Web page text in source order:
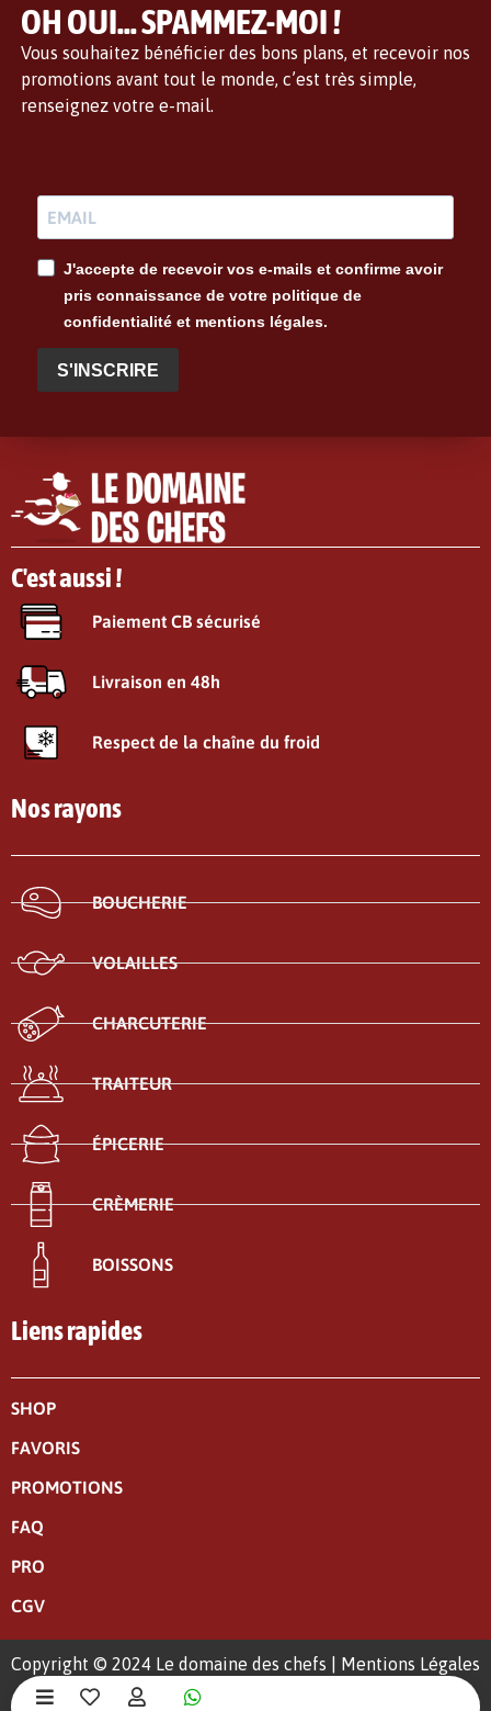
OH OUI... SPAMMEZ-MOI !
Vous souhaitez bénéficier des bons plans, et recevoir nos
promotions avant tout le monde, c’est très simple,
renseignez votre e-mail.
J'accepte de recevoir vos e-mails et confirme avoir
pris connaissance de votre politique de
confidentialité et mentions légales.
S'INSCRIRE
C'est aussi !
Paiement CB sécurisé
Livraison en 48h
Respect de la chaîne du froid
Nos rayons
BOUCHERIE
VOLAILLES
CHARCUTERIE
TRAITEUR
ÉPICERIE
CRÈMERIE
BOISSONS
Liens rapides
SHOP
FAVORIS
PROMOTIONS
FAQ
PRO
CGV
Copyright © 2024 Le domaine des chefs | Mentions Légales
|Politique de confidentialité